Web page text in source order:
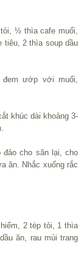
½ thìa cafe muối,
2 thìa soup dầu
ướp với muối,
khúc dài khoảng 3-
cho săn lại, cho
ăn. Nhắc xuống rắc
2 tép tỏi, 1 thìa
ăn, rau mùi trang